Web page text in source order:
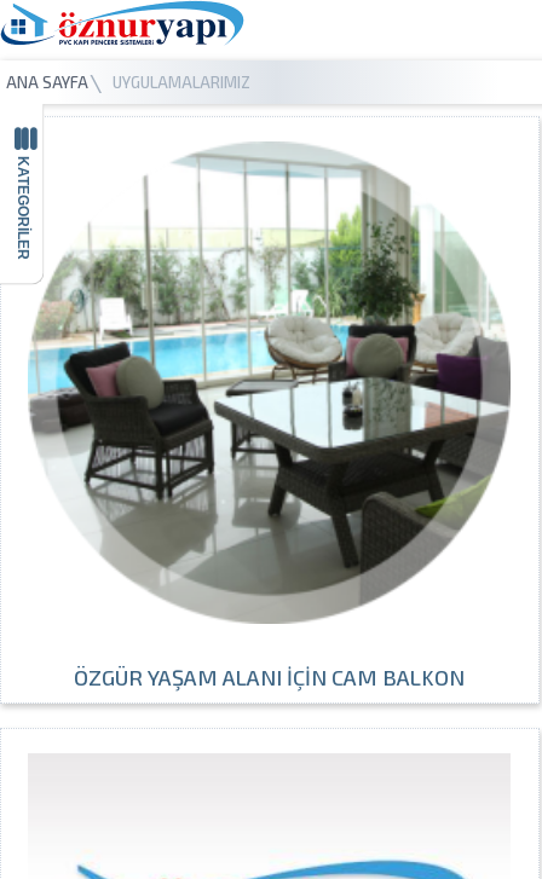
ANA SAYFA UYGULAMALARIMIZ
KATEGORİLER
ÖZGÜR YAŞAM ALANI İÇİN CAM BALKON